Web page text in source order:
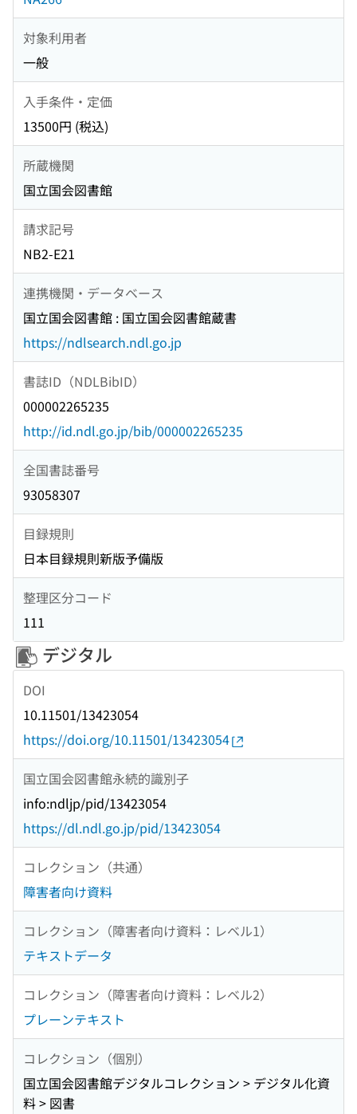
対象利用者
一般
入手条件・定価
13500円 (税込)
所蔵機関
国立国会図書館
請求記号
NB2-E21
連携機関・データベース
国立国会図書館 : 国立国会図書館蔵書
https://ndlsearch.ndl.go.jp
書誌ID（NDLBibID）
000002265235
http://id.ndl.go.jp/bib/000002265235
全国書誌番号
93058307
目録規則
日本目録規則新版予備版
整理区分コード
111
デジタル
DOI
10.11501/13423054
https://doi.org/10.11501/13423054
国立国会図書館永続的識別子
info:ndljp/pid/13423054
https://dl.ndl.go.jp/pid/13423054
コレクション（共通）
障害者向け資料
コレクション（障害者向け資料：レベル1）
テキストデータ
コレクション（障害者向け資料：レベル2）
プレーンテキスト
コレクション（個別）
国立国会図書館デジタルコレクション > デジタル化資
料 > 図書